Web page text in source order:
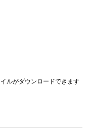
ルがダウンロードできます